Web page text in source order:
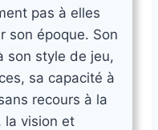
pas à elles
son époque. Son
son style de jeu,
sa capacité à
recours à la
la vision et